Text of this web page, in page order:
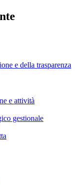
e della trasparenza
e attività
gestionale